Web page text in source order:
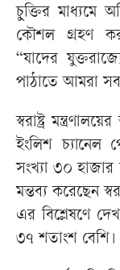
চুক্তির মাধ্যমে
কৌশল গ্রহণ করা
“যাদের
পাঠাতে আমরা সব
স্বরাষ্ট্র
ইংলিশ চ্যানেল
সংখ্যা ৩০ হাজার
মন্তব্য করেছেন
এর বিশ্লেষণে
৩৭ শতাংশ বেশি।